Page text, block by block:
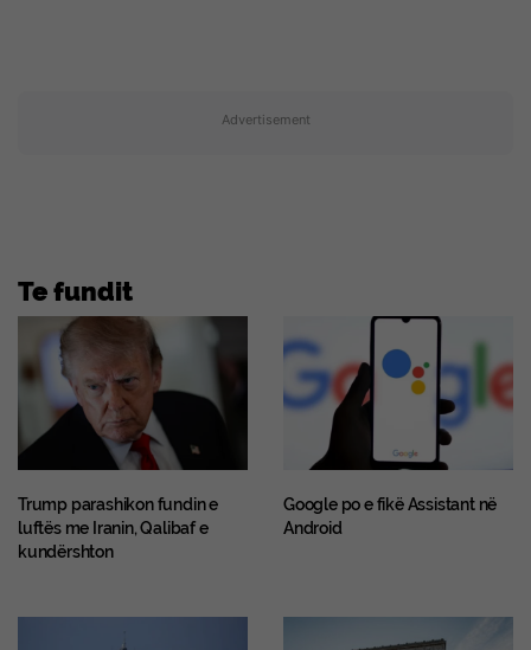
Advertisement
Te fundit
Trump parashikon fundin e
luftës me Iranin, Qalibaf e
kundërshton
Google po e fikë Assistant në
Android